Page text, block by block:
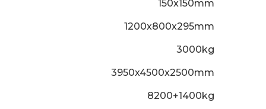
150x150mm
1200x800x295mm
3000kg
3950x4500x2500mm
8200+1400kg